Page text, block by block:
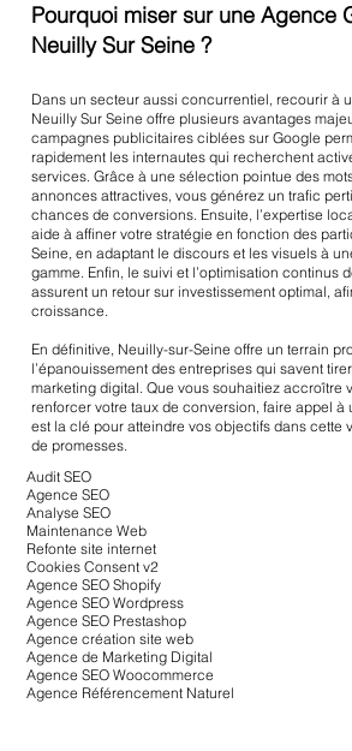
Pourquoi miser sur une Agence
Neuilly Sur Seine ?
Dans un secteur aussi concurrentiel, recourir à
Neuilly Sur Seine offre plusieurs avantages
campagnes publicitaires ciblées sur Google
rapidement les internautes qui recherchent
services. Grâce à une sélection pointue des
annonces attractives, vous générez un trafic
chances de conversions. Ensuite, l’expertise
aide à affiner votre stratégie en fonction des
Seine, en adaptant le discours et les visuels à
gamme. Enfin, le suivi et l’optimisation continus
assurent un retour sur investissement optimal,
croissance.
En définitive, Neuilly-sur-Seine offre un terrain
l’épanouissement des entreprises qui savent
marketing digital. Que vous souhaitiez accroître
renforcer votre taux de conversion, faire appel à
est la clé pour atteindre vos objectifs dans cette
de promesses.
Audit SEO
Agence SEO
Analyse SEO
Maintenance Web
Refonte site internet
Cookies Consent v2
Agence SEO Shopify
Agence SEO Wordpress
Agence SEO Prestashop
Agence création site web
Agence de Marketing Digital
Agence SEO Woocommerce
Agence Référencement Naturel